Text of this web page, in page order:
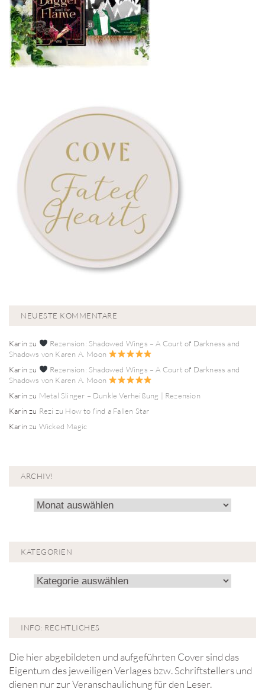
NEUESTE KOMMENTARE
Karinzu
Rezension: Shadowed Wings – A Court of Darkness and
Shadows von Karen A. Moon
Karinzu
Rezension: Shadowed Wings – A Court of Darkness and
Shadows von Karen A. Moon
Karinzu Metal Slinger – Dunkle Verheißung | Rezension
Karinzu Rezi zu How to find a Fallen Star
Karinzu Wicked Magic
ARCHIV!
Archiv!
KATEGORIEN
Kategorien
INFO: RECHTLICHES
Die hier abgebildeten und aufgeführten Cover sind das
Eigentum des jeweiligen Verlages bzw. Schriftstellers und
dienen nur zur Veranschaulichung für den Leser.